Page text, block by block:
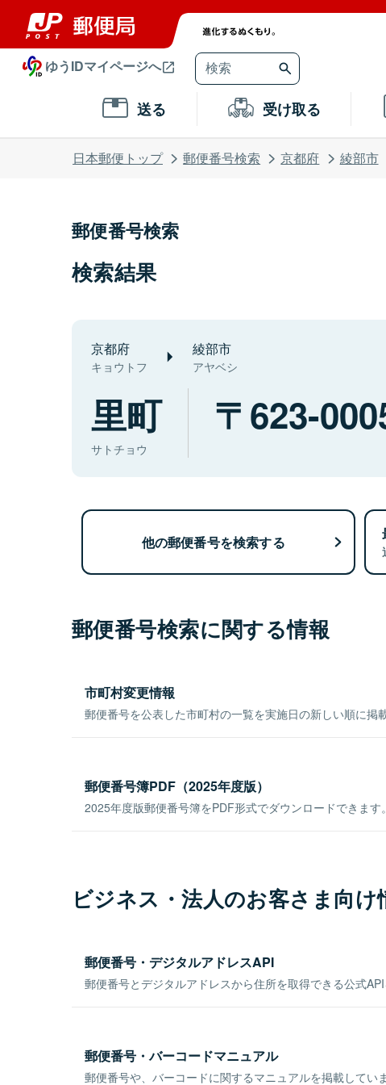
ゆうIDマイページへ
送る 受け取る
日本郵便トップ 郵便番号検索 京都府 綾部市
郵便番号検索
検索結果
京都府
キョウトフ
綾部市
アヤベシ
里町
サトチョウ
623-
他の郵便番号を検索する
郵便番号検索に関する情報
市町村変更情報
郵便番号を公表した市町村の一覧を実施日の新しい順に掲
郵便番号簿PDF（2025年度版）
2025年度版郵便番号簿をPDF形式でダウンロードできます。
ビジネス・法人のお客さま向け
郵便番号・デジタルアドレスAPI
郵便番号とデジタルアドレスから住所を取得できる公式API
郵便番号・バーコードマニュアル
郵便番号や、バーコードに関するマニュアルを掲載していま